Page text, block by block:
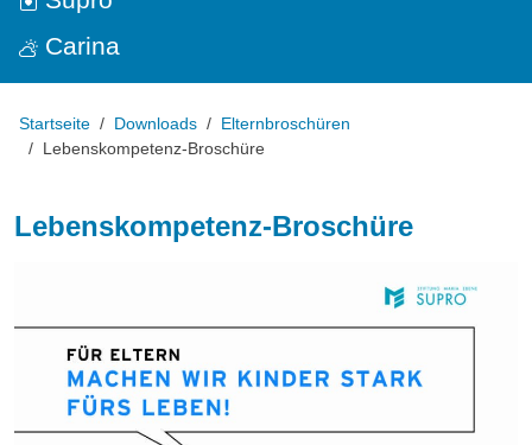
Carina
Startseite Downloads
Elternbroschüren
Lebenskompetenz-Broschüre
Lebenskompetenz-Broschüre